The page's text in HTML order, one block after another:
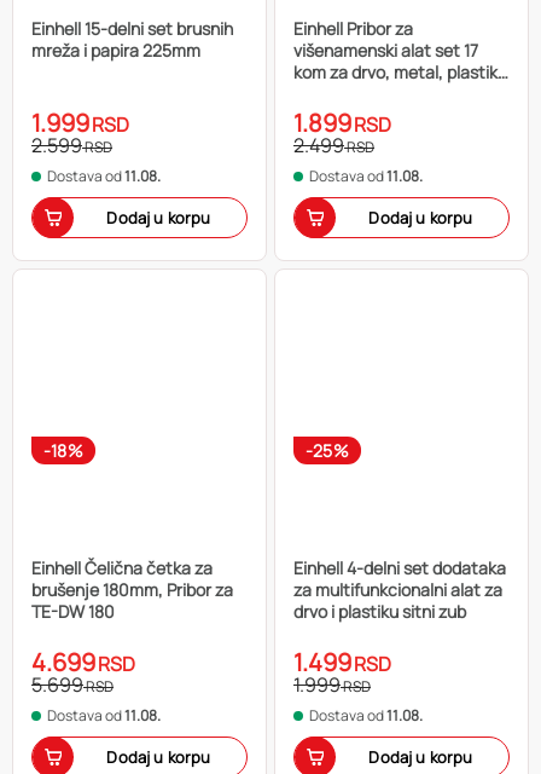
Einhell 15-delni set brusnih
mreža i papira 225mm
1.999RSD
2.599RSD
Dostava od11.08.
Dodaj u korpu
Einhell Pribor za
višenamenski alat set 17
kom za drvo, metal, plastiku
1.899RSD
2.499RSD
Dostava od11.08.
Dodaj u korpu
-18%
Einhell Čelična četka za
brušenje 180mm, Pribor za
TE-DW 180
4.699RSD
5.699RSD
Dostava od11.08.
Dodaj u korpu
-25%
Einhell 4-delni set dodataka
za multifunkcionalni alat za
drvo i plastiku sitni zub
1.499RSD
1.999RSD
Dostava od11.08.
Dodaj u korpu